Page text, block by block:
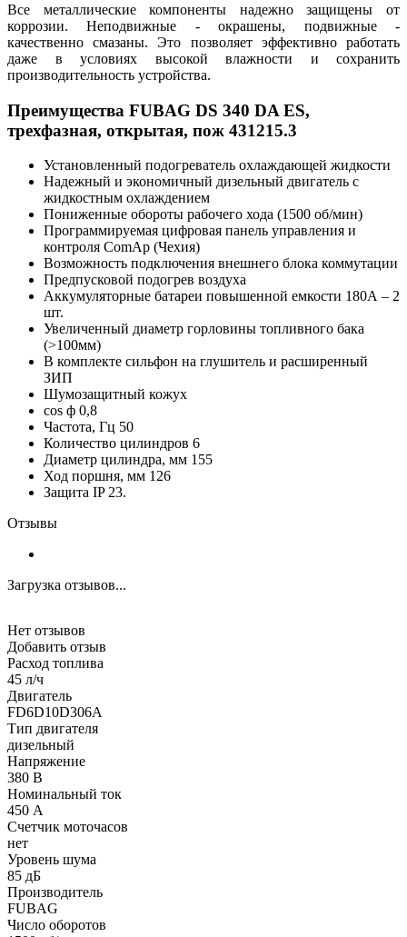
Все металлические компоненты надежно защищены от
коррозии. Неподвижные - окрашены, подвижные -
качественно смазаны. Это позволяет эффективно работать
даже в условиях высокой влажности и сохранить
производительность устройства.
Преимущества FUBAG DS 340 DA ES,
трехфазная, открытая, пож 431215.3
Установленный подогреватель охлаждающей жидкости
Надежный и экономичный дизельный двигатель с
жидкостным охлаждением
Пониженные обороты рабочего хода (1500 об/мин)
Программируемая цифровая панель управления и
контроля ComAp (Чехия)
Возможность подключения внешнего блока коммутации
Предпусковой подогрев воздуха
Аккумуляторные батареи повышенной емкости 180А – 2
шт.
Увеличенный диаметр горловины топливного бака
(>100мм)
В комплекте сильфон на глушитель и расширенный
ЗИП
Шумозащитный кожух
cos ф 0,8
Частота, Гц 50
Количество цилиндров 6
Диаметр цилиндра, мм 155
Ход поршня, мм 126
Защита IP 23.
Отзывы
Загрузка отзывов...
Нет отзывов
Добавить отзыв
Расход топлива
45 л/ч
Двигатель
FD6D10D306A
Тип двигателя
дизельный
Напряжение
380 В
Номинальный ток
450 А
Счетчик моточасов
нет
Уровень шума
85 дБ
Производитель
FUBAG
Число оборотов